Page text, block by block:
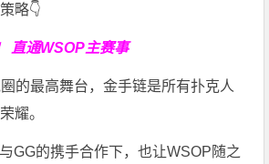
略👇
直通WSOP主赛事
的最高舞台，金手链是所有扑克人
耀。
GG的携手合作下，也让WSOP随之